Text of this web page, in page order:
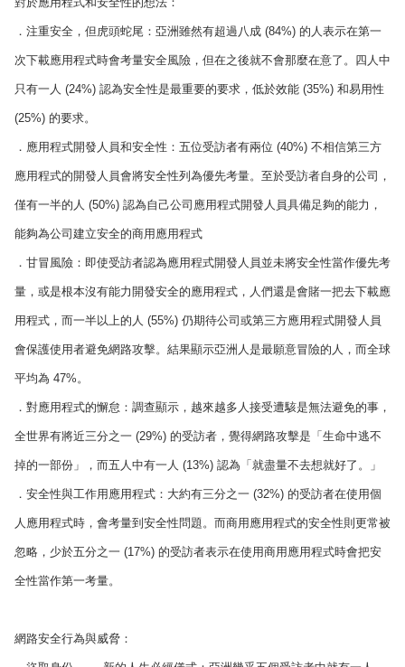
．注重安全，但虎頭蛇尾：亞洲雖然有超過八成 (84%) 的人表示在第一
次下載應用程式時會考量安全風險，但在之後就不會那麼在意了。四人中
只有一人 (24%) 認為安全性是最重要的要求，低於效能 (35%) 和易用性
(25%) 的要求。
．應用程式開發人員和安全性：五位受訪者有兩位 (40%) 不相信第三方
應用程式的開發人員會將安全性列為優先考量。至於受訪者自身的公司，
僅有一半的人 (50%) 認為自己公司應用程式開發人員具備足夠的能力，
能夠為公司建立安全的商用應用程式
．甘冒風險：即使受訪者認為應用程式開發人員並未將安全性當作優先考
量，或是根本沒有能力開發安全的應用程式，人們還是會賭一把去下載應
用程式，而一半以上的人 (55%) 仍期待公司或第三方應用程式開發人員
會保護使用者避免網路攻擊。結果顯示亞洲人是最願意冒險的人，而全球
平均為 47%。
．對應用程式的懈怠：調查顯示，越來越多人接受遭駭是無法避免的事，
全世界有將近三分之一 (29%) 的受訪者，覺得網路攻擊是「生命中逃不
掉的一部份」，而五人中有一人 (13%) 認為「就盡量不去想就好了。」
．安全性與工作用應用程式：大約有三分之一 (32%) 的受訪者在使用個
人應用程式時，會考量到安全性問題。而商用應用程式的安全性則更常被
忽略，少於五分之一 (17%) 的受訪者表示在使用商用應用程式時會把安
全性當作第一考量。
網路安全行為與威脅：